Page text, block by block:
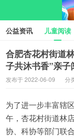
公益资讯 儿童阅读
儿童性教育 公益项
儿童树洞心声 i快乐
合肥杏花村街道
子共沐书香”亲子
发布于 2022-06-09 分
为了进一步丰富辖
午，杏花村街道林
协、科协等部门联